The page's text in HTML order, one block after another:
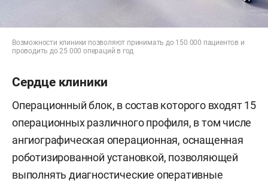
Возможности клиники позволяют принимать до 150 000 пациентов и
проводить до 25 000 операций в год
Сердце клиники
Операционный блок, в состав которого входят 15
операционных различного профиля, в том числе
ангиографическая операционная, оснащенная
роботизированной установкой, позволяющей
выполнять диагностические оперативные